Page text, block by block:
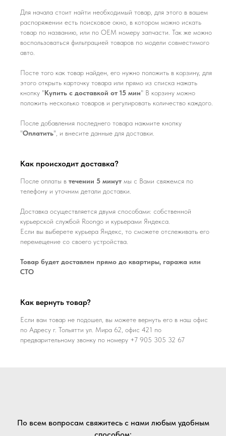
Для начала стоит найти необходимый товар, для этого в вашем
распоряжении есть поисковое окно, в котором можно искать
товар по названию, или по ОЕМ номеру запчасти. Так же можно
воспользоваться фильтрацией товаров по модели совместимого
авто.
Посте того как товар найден, его нужно положить в корзину, для
этого открыть карточку товара или прямо из списка нажать
кнопку "Купить с доставкой от 15 мин" В корзину можно
положить несколько товаров и регулировать количество каждого.
После добавления последнего товара нажмите кнопку
"Оплатить", и внесите данные для доставки.
Как происходит доставка?
После оплаты в течении 5 минут мы с Вами свяжемся по
телефону и уточним детали доставки.
Доставка осуществляется двумя способами: собственной
курьерской службой Roongo и курьерами Яндекса.
Если вы выберете курьера Яндекс, то сможете отслеживать его
перемещение со своего устройства.
Товар будет доставлен прямо до квартиры, гаража или
СТО
Как вернуть товар?
Если вам товар не подошел, вы можете вернуть его в наш офис
по Адресу г. Тольятти ул. Мира 62, офис 421 по
предварительному звонку по номеру +7 905 305 32 67
По всем вопросам свяжитесь с нами любым удобным